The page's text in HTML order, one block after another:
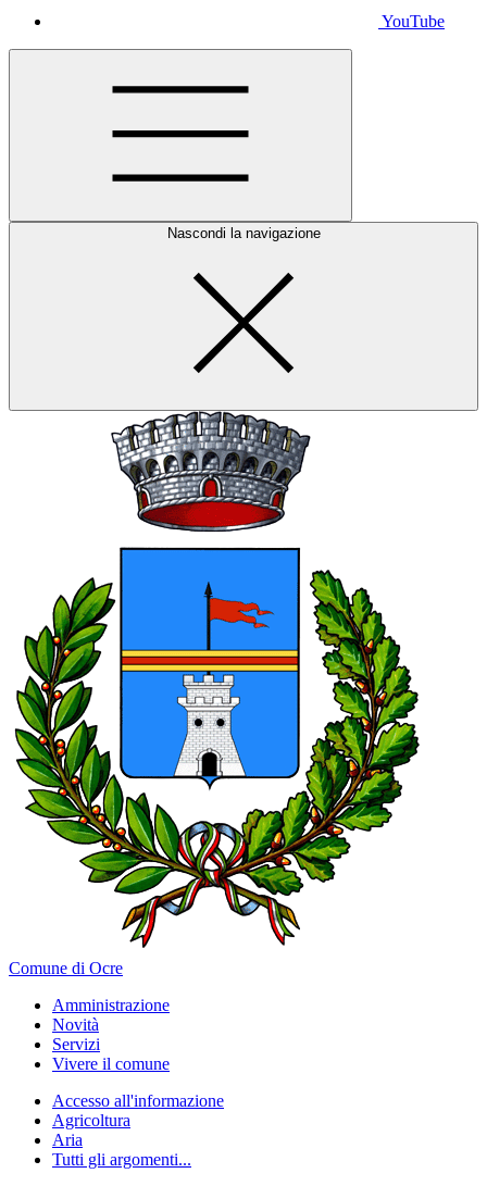
YouTube
Nascondi la navigazione
Comune di Ocre
Amministrazione
Novità
Servizi
Vivere il comune
Accesso all'informazione
Agricoltura
Aria
Tutti gli argomenti...